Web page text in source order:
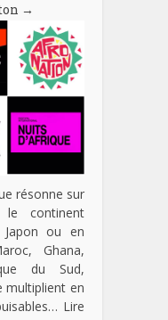
→
résonne sur
continent
ou en
Ghana,
du Sud,
multiplient en
Lire